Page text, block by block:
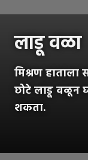
लाडू वळा
मिश्रण
छोटे लाडू वळून
शकता.